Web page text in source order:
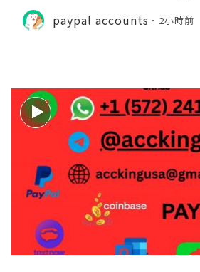
paypal accounts 2小時前